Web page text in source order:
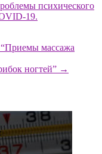
психического
19.
массажа
ногтей” →